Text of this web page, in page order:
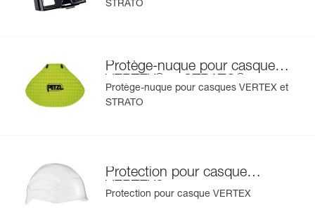
- protection pour casque permettant de préserver la
- porte-badge pour identifier rapidement l'utilisateur,
- jugulaire et mousse interchangeables,
- protections auditives,
- disponible en deux couleurs haute visibilité : jaune et
STRATO
Protège-nuque pour casques
VERTEX
Protège-nuque pour casques VERTEX et
STRATO
Protection pour casque
VERTEX
Protection pour casque VERTEX